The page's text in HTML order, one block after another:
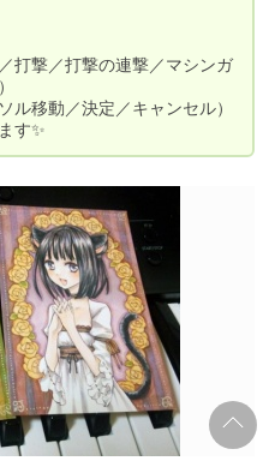
打撃／打撃の連撃／マシンガ
ル移動／決定／キャンセル）
す✨